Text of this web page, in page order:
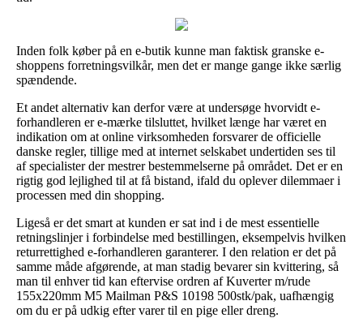
Inden folk køber på en e-butik kunne man faktisk granske e-
shoppens forretningsvilkår, men det er mange gange ikke særlig
spændende.
Et andet alternativ kan derfor være at undersøge hvorvidt e-
forhandleren er e-mærke tilsluttet, hvilket længe har været en
indikation om at online virksomheden forsvarer de officielle
danske regler, tillige med at internet selskabet undertiden ses til
af specialister der mestrer bestemmelserne på området. Det er en
rigtig god lejlighed til at få bistand, ifald du oplever dilemmaer i
processen med din shopping.
Ligeså er det smart at kunden er sat ind i de mest essentielle
retningslinjer i forbindelse med bestillingen, eksempelvis hvilken
returrettighed e-forhandleren garanterer. I den relation er det på
samme måde afgørende, at man stadig bevarer sin kvittering, så
man til enhver tid kan eftervise ordren af Kuverter m/rude
155x220mm M5 Mailman P&S 10198 500stk/pak, uafhængig
om du er på udkig efter varer til en pige eller dreng.